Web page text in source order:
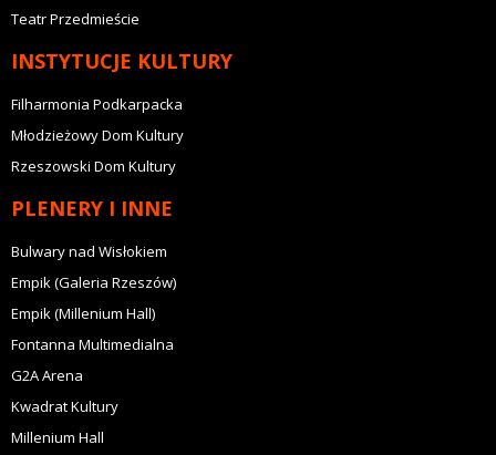
Teatr Przedmieście
INSTYTUCJE KULTURY
Filharmonia Podkarpacka
Młodzieżowy Dom Kultury
Rzeszowski Dom Kultury
PLENERY I INNE
Bulwary nad Wisłokiem
Empik (Galeria Rzeszów)
Empik (Millenium Hall)
Fontanna Multimedialna
G2A Arena
Kwadrat Kultury
Millenium Hall